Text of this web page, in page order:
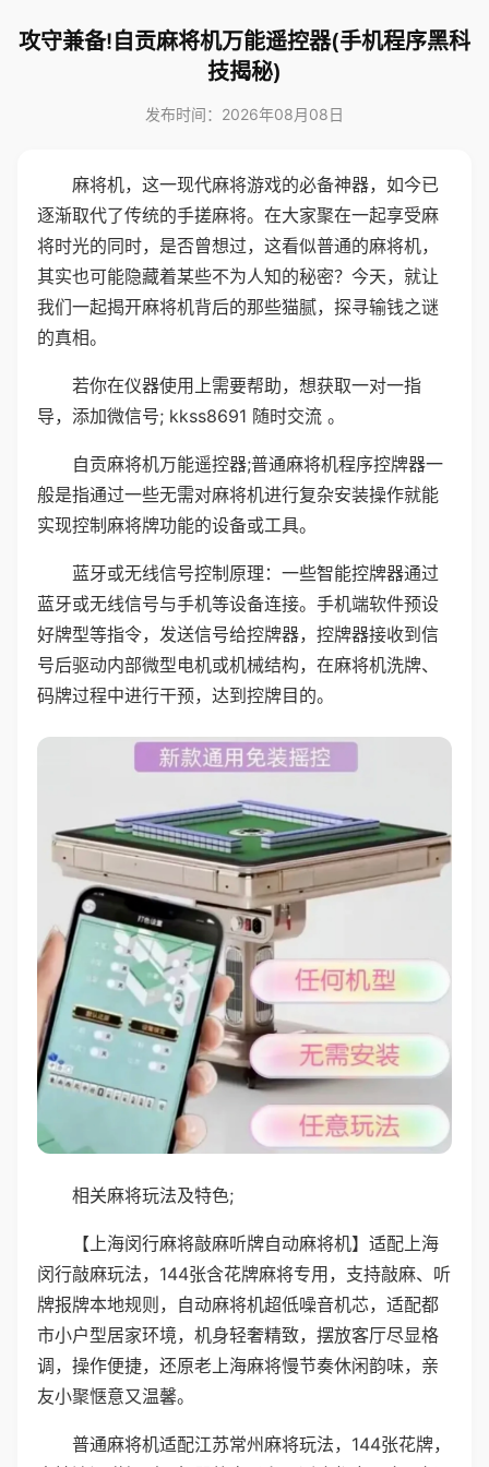
攻守兼备!自贡麻将机万能遥控器(手机程序黑科
技揭秘)
发布时间：2026年08月08日
麻将机，这一现代麻将游戏的必备神器，如今已
逐渐取代了传统的手搓麻将。在大家聚在一起享受麻
将时光的同时，是否曾想过，这看似普通的麻将机，
其实也可能隐藏着某些不为人知的秘密？今天，就让
我们一起揭开麻将机背后的那些猫腻，探寻输钱之谜
的真相。
若你在仪器使用上需要帮助，想获取一对一指
导，添加微信号; kkss8691 随时交流 。
自贡麻将机万能遥控器;普通麻将机程序控牌器一
般是指通过一些无需对麻将机进行复杂安装操作就能
实现控制麻将牌功能的设备或工具。
蓝牙或无线信号控制原理：一些智能控牌器通过
蓝牙或无线信号与手机等设备连接。手机端软件预设
好牌型等指令，发送信号给控牌器，控牌器接收到信
号后驱动内部微型电机或机械结构，在麻将机洗牌、
码牌过程中进行干预，达到控牌目的。
相关麻将玩法及特色;
【上海闵行麻将敲麻听牌自动麻将机】适配上海
闵行敲麻玩法，144张含花牌麻将专用，支持敲麻、听
牌报牌本地规则，自动麻将机超低噪音机芯，适配都
市小户型居家环境，机身轻奢精致，摆放客厅尽显格
调，操作便捷，还原老上海麻将慢节奏休闲韵味，亲
友小聚惬意又温馨。
普通麻将机适配江苏常州麻将玩法，144张花牌，